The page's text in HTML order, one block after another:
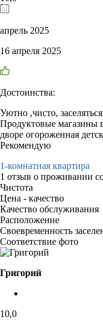
апрель 2025
16 апреля 2025
Достоинства:
Уютно ,чисто,
Продуктовые магазины
дворе огороженная
Рекомендую
1-комнатная квартира
1 отзыв о проживании
Чистота
Цена - качество
Качество обслуживания
Расположение
Своевременность
Соответствие фото
Григорий
10,0